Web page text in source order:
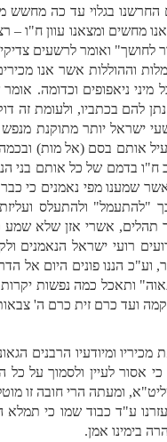
החרשנו בגלוי עד כה
מחשים ומצאנו עוון
לחושך" ואומר לרשעים
וההוללות אשר אנו
מיני ניאפופים וכדומה.
להם בכתביו, ולעומת זה
ישראל יותר מתוקנת
אותם בסם (אל מות)
בדמם של כל אותם בני
שמענו מפי נאמנים כי
"להתעמל" ולהתעלס
אשרי אזן שלא שמע
רועי ישראל הנאמנים
וע"כ הננו פונים היום אל
ותאכל כמה נפשות יקרות
ועד כרם זית כרם ה'
מכיריו ומיודעיו הרבנים
אסור לעיין ולסמוך על כל
ומעתה הרי חובה זו
ע"ד כבוד שמו כי
בימינו אמן.